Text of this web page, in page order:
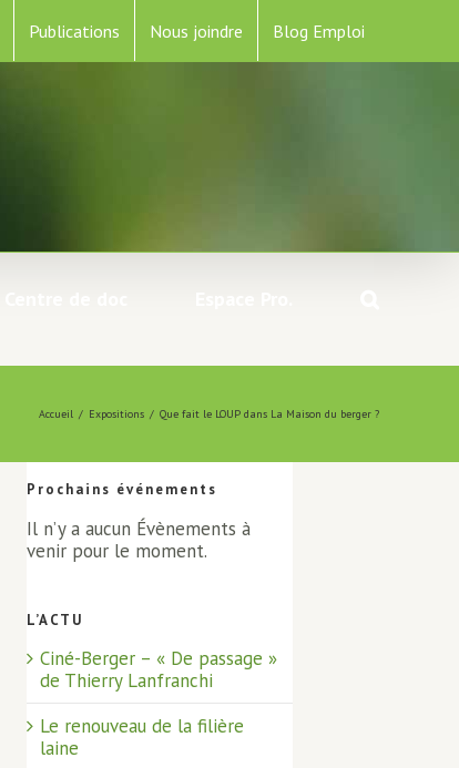
Publications Nous joindre Blog Emploi
Accueil / Expositions / Que fait le LOUP dans La Maison du berger ?
Prochains événements
Il n’y a aucun Évènements à
venir pour le moment.
L’ACTU
Ciné-Berger – « De passage »
de Thierry Lanfranchi
Le renouveau de la filière
laine